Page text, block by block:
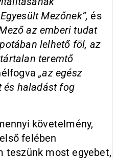
Mezőnek”, és
az emberi tudat
lelhető föl, az
teremtő
„az egész
és haladást fog
követelmény,
felében
teszünk most egyebet,